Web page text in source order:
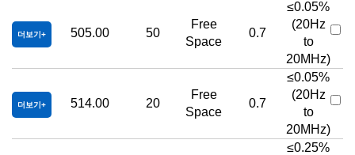
더보기 505.00 50
Free
Space
0.7
≤0.05%
(20Hz
to
20MHz)
더보기 514.00 20
Free
Space
0.7
≤0.05%
(20Hz
to
20MHz)
≤0.25%